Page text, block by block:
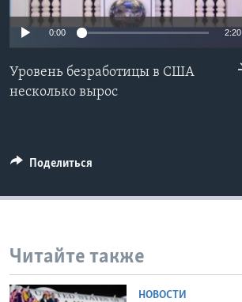
Learning English
СОЦИАЛЬНЫЕ СЕТИ
0:00 2:20
Уровень безработицы в США
несколько вырос
Поделиться
Читайте также
НОВОСТИ